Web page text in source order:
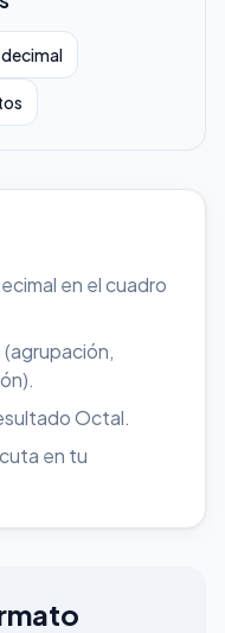
en el cuadro
Octal.
en tu